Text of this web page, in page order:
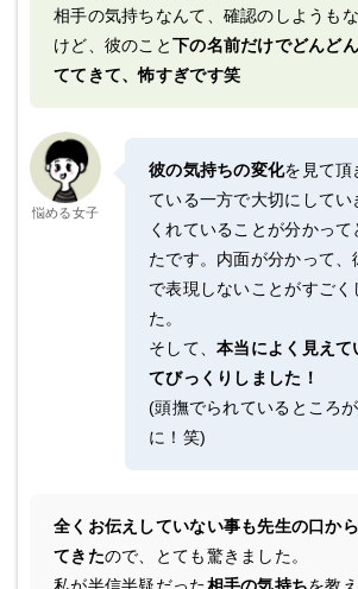
相手の気持ちなんて、確認のしようも
けど、彼のこと下の名前だけでどんど
ててきて、怖すぎです笑
悩める女子
彼の気持ちの変化を見て頂
ている一方で大切にしてい
くれていることが分かって
たです。内面が分かって
で表現しないことがすごく
た。
そして、本当によく見えて
てびっくりしました！
(頭撫でられているところ
に！笑)
全くお伝えしていない事も先生の口か
てきたので、とても驚きました。